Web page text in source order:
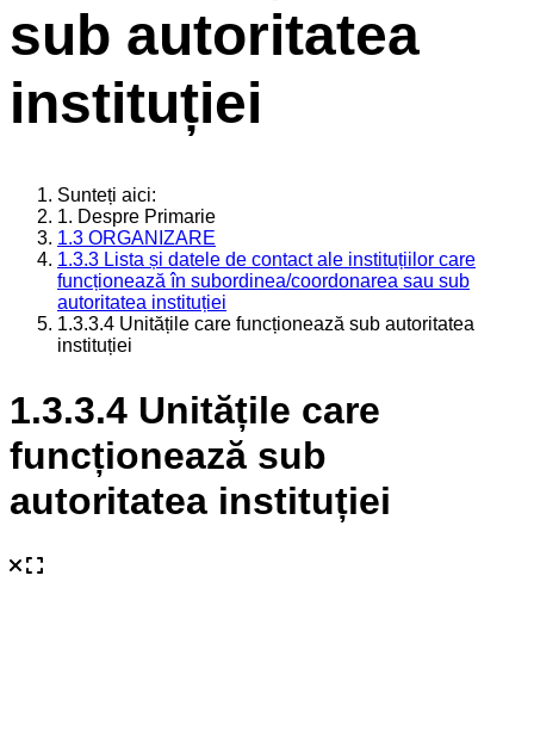
sub autoritatea
instituției
Sunteți aici:
1. Despre Primarie
1.3 ORGANIZARE
1.3.3 Lista și datele de contact ale instituțiilor care
funcționează în subordinea/coordonarea sau sub
autoritatea instituției
1.3.3.4 Unitățile care funcționează sub autoritatea
instituției
1.3.3.4 Unitățile care
funcționează sub
autoritatea instituției